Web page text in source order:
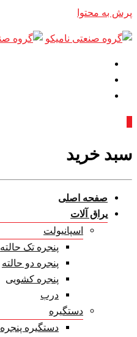
پرش به محتوا
سبد خرید
صفحه اصلی
یراق آلات
اسپانیولت
پنجره تک حالته
پنجره دو حالته
پنجره کشویی
درب
دستگیره
دستگیره پنجره